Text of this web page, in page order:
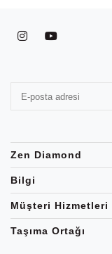
Zen Diamond
Bilgi
Müşteri Hizmetleri
Taşıma Ortağı